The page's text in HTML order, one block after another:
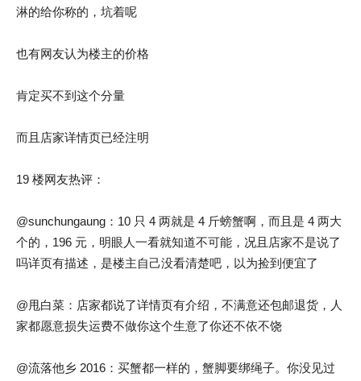
淋的给你称的，坑着呢
也有网友认为楼主的价格
肯定买不到这个分量
而且店家详情页已经注明
19 楼网友热评：
@sunchungaung：10 只 4 两就是 4 斤螃蟹啊，而且是 4 两大
个的，196 元，明眼人一看就知道不可能，况且店家不是说了
吗详页有描述，是楼主自己没看清楚吧，以为捡到便宜了
@甩白菜：店家都说了详情页有介绍，不满意还包邮退货，人
家都愿意损失运费不做你这个生意了你还不依不饶
@流落他乡 2016：买蟹都一样的，蟹脚要绑绳子。你没见过